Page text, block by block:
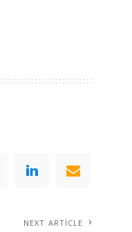
NEXT ARTICLE